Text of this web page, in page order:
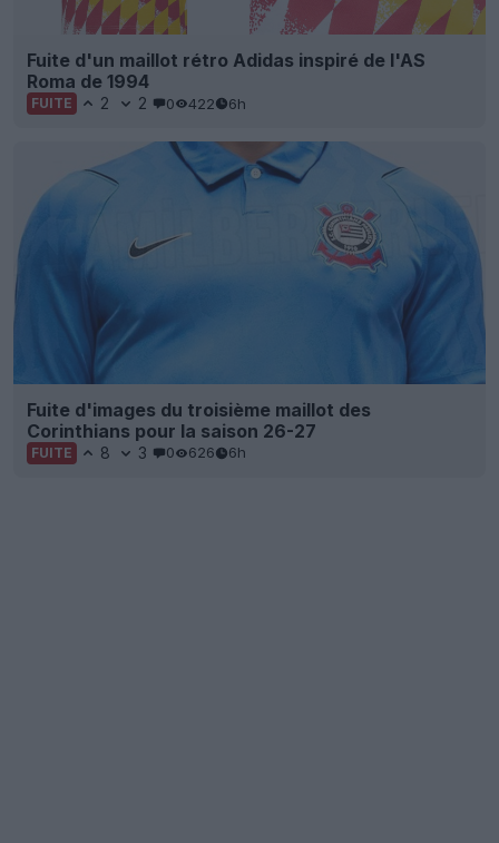
Fuite d'un maillot rétro Adidas inspiré de l'AS
Roma de 1994
FUITE 2 2 0 422 6h
Fuite d'images du troisième maillot des
Corinthians pour la saison 26-27
FUITE 8 3 0 626 6h